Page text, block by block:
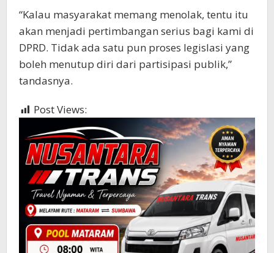
“Kalau masyarakat memang menolak, tentu itu
akan menjadi pertimbangan serius bagi kami di
DPRD. Tidak ada satu pun proses legislasi yang
boleh menutup diri dari partisipasi publik,”
tandasnya.
Post Views: